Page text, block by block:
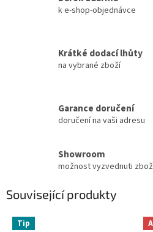
k e-shop-objednávce
Krátké dodací lhůty
na vybrané zboží
Garance doručení
doručení na vaši adresu
Showroom
možnost vyzvednuti
Související produkty
Tip